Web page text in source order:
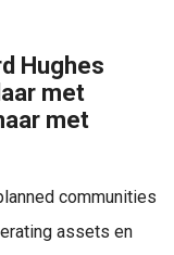
Hughes
met
met
communities
assets en